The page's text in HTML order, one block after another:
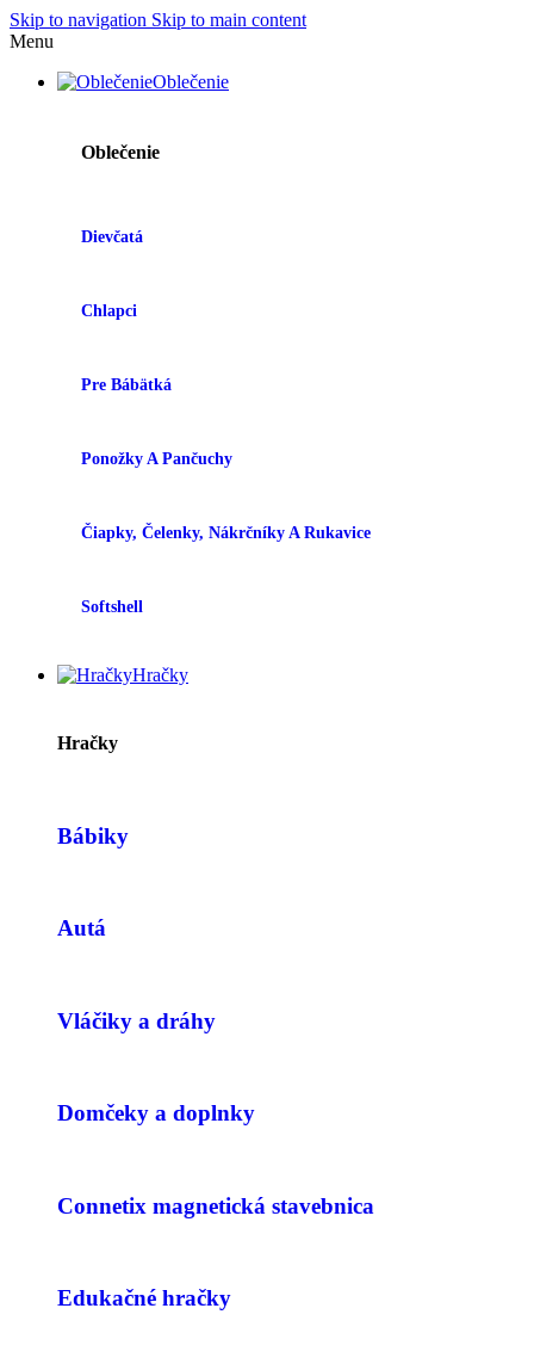
Skip to navigation Skip to main content
Menu
Oblečenie
Oblečenie
Dievčatá
Chlapci
Pre Bábätká
Ponožky A Pančuchy
Čiapky, Čelenky, Nákrčníky A Rukavice
Softshell
Hračky
Hračky
Bábiky
Autá
Vláčiky a dráhy
Domčeky a doplnky
Connetix magnetická stavebnica
Edukačné hračky